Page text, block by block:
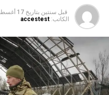
قبل سنتين بتاريخ 17 أغسطس 2024
الكاتب: accestest